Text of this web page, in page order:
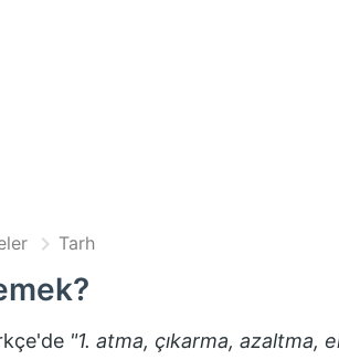
Tarh
"1. atma, çıkarma, azaltma,